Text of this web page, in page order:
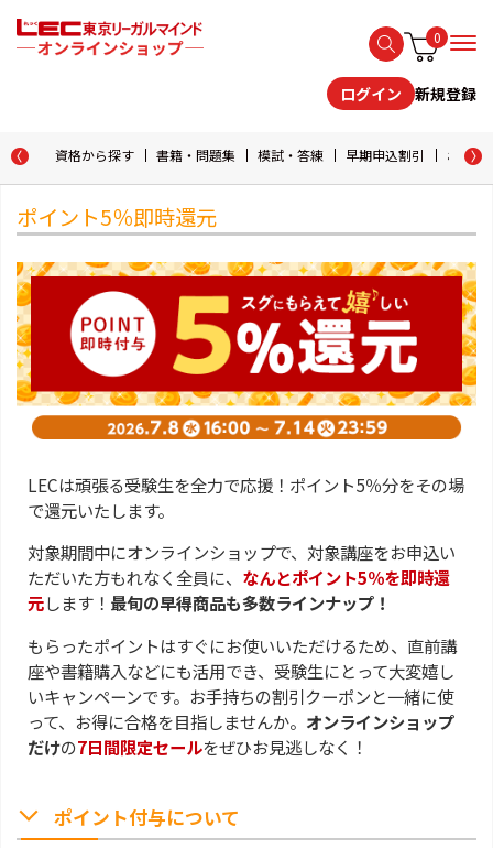
0
ログイン 新規登録
資格から探す 書籍・問題集 模試・答練 早期申込割引 おため
ポイント5％即時還元
LECは頑張る受験生を全力で応援！ポイント5％分をその場
で還元いたします。
対象期間中にオンラインショップで、対象講座をお申込い
ただいた方もれなく全員に、 なんとポイント5％を即時還
元します！ 最旬の早得商品も多数ラインナップ！
もらったポイントはすぐにお使いいただけるため、直前講
座や書籍購入などにも活用でき、受験生にとって大変嬉し
いキャンペーンです。お手持ちの割引クーポンと一緒に使
って、お得に合格を目指しませんか。 オンラインショップ
だけの7日間限定セールをぜひお見逃しなく！
ポイント付与について